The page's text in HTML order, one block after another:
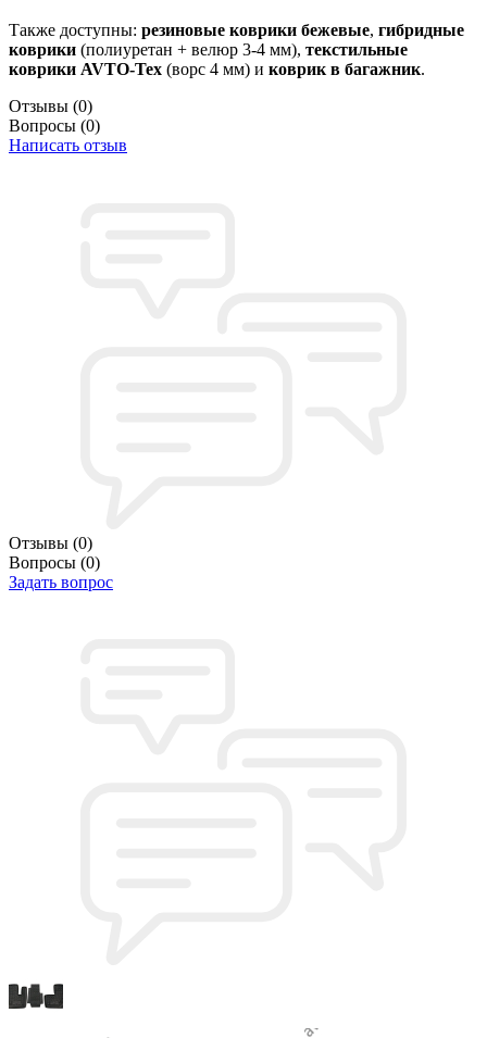
Также доступны: резиновые коврики бежевые, гибридные
коврики (полиуретан + велюр 3-4 мм), текстильные
коврики AVTO-Tex (ворс 4 мм) и коврик в багажник.
Отзывы (0)
Вопросы (0)
Написать отзыв
Отзывы (0)
Вопросы (0)
Задать вопрос